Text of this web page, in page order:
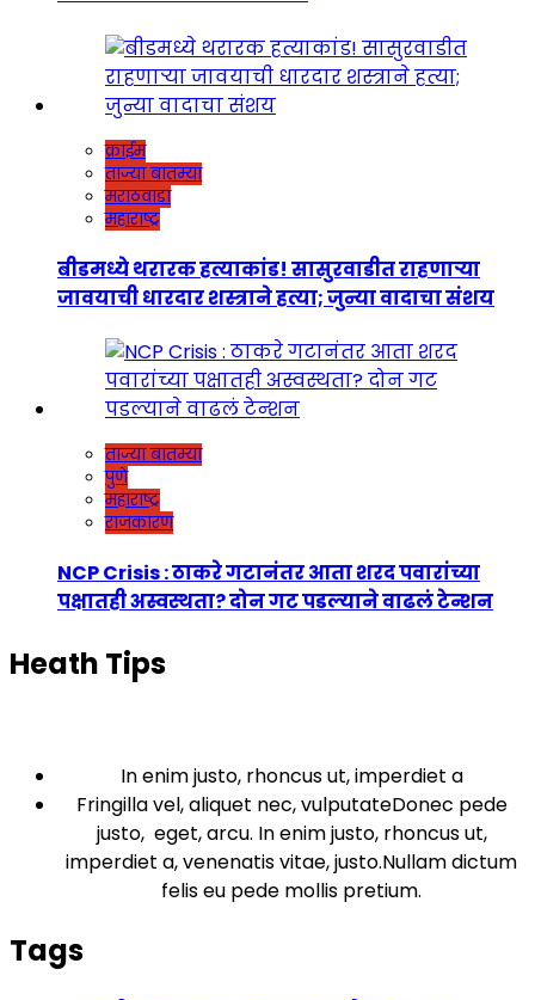
क्राईम
ताज्या बातम्या
मराठवाडा
महाराष्ट्र
बीडमध्ये थरारक हत्याकांड! सासुरवाडीत राहणाऱ्या
जावयाची धारदार शस्त्राने हत्या; जुन्या वादाचा संशय
ताज्या बातम्या
पुणे
महाराष्ट्र
राजकारण
NCP Crisis : ठाकरे गटानंतर आता शरद पवारांच्या
पक्षातही अस्वस्थता? दोन गट पडल्याने वाढलं टेन्शन
Heath Tips
In enim justo, rhoncus ut, imperdiet a
Fringilla vel, aliquet nec, vulputateDonec pede
justo, eget, arcu. In enim justo, rhoncus ut,
imperdiet a, venenatis vitae, justo.Nullam dictum
felis eu pede mollis pretium.
Tags